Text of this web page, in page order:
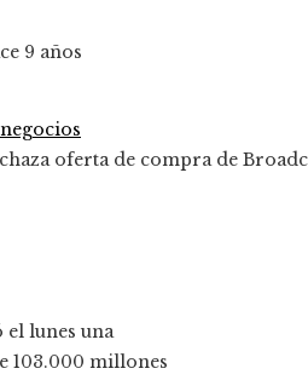
9 años
oferta de compra de
lunes una
103.000 millones